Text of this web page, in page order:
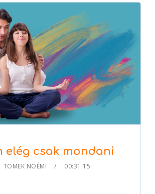
elég csak mondani
TOMEK NOÉMI 00:31:15